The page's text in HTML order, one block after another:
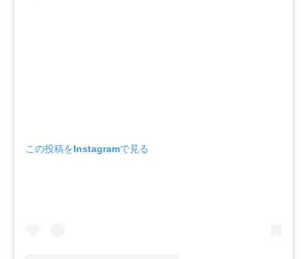
この投稿をInstagramで見る